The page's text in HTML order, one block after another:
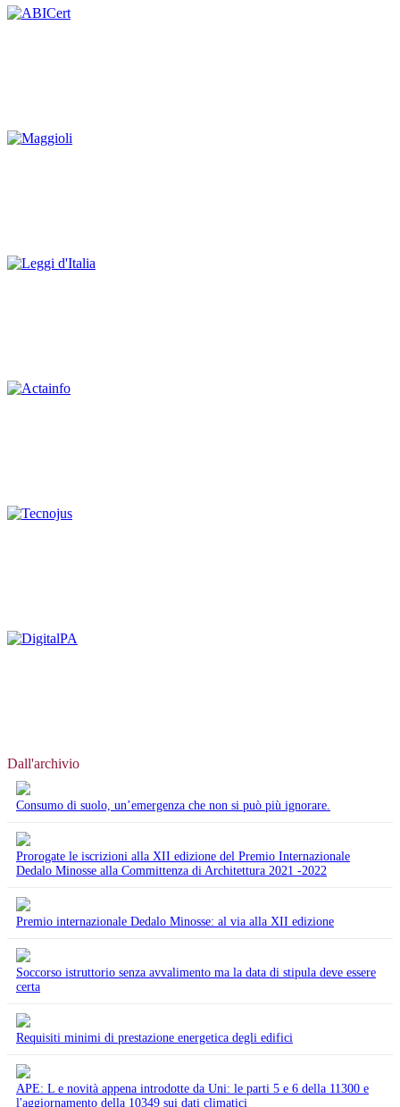
Dall'archivio
Consumo di suolo, un’emergenza che non si può più ignorare.
Prorogate le iscrizioni alla XII edizione del Premio Internazionale
Dedalo Minosse alla Committenza di Architettura 2021 -2022
Premio internazionale Dedalo Minosse: al via alla XII edizione
Soccorso istruttorio senza avvalimento ma la data di stipula deve essere
certa
Requisiti minimi di prestazione energetica degli edifici
APE: L e novità appena introdotte da Uni: le parti 5 e 6 della 11300 e
l'aggiornamento della 10349 sui dati climatici